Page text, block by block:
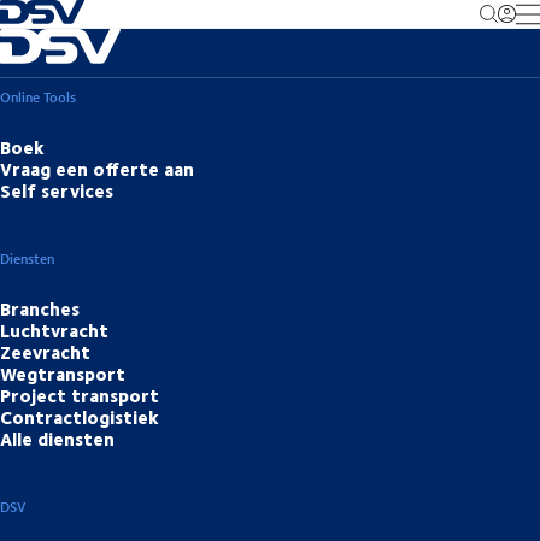
Terug naar startpagina
Online Tools
Boek
Vraag een offerte aan
Self services
Diensten
Branches
Luchtvracht
Zeevracht
Wegtransport
Project transport
Contractlogistiek
Alle diensten
DSV